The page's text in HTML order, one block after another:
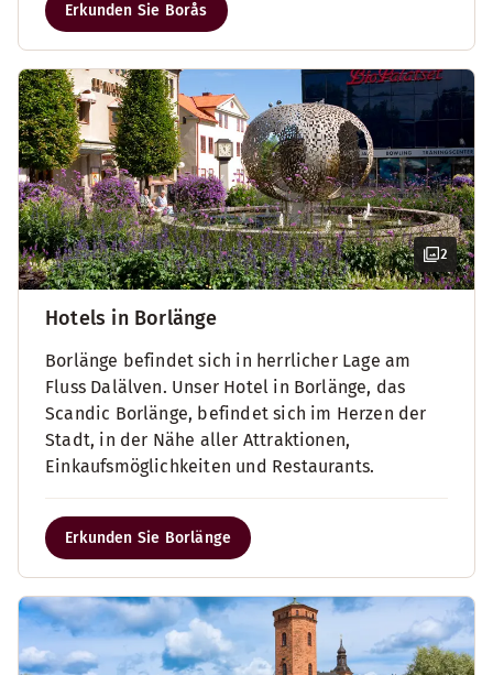
Erkunden Sie Borås
2
Hotels in Borlänge
Borlänge befindet sich in herrlicher Lage am
Fluss Dalälven. Unser Hotel in Borlänge, das
Scandic Borlänge, befindet sich im Herzen der
Stadt, in der Nähe aller Attraktionen,
Einkaufsmöglichkeiten und Restaurants.
Erkunden Sie Borlänge